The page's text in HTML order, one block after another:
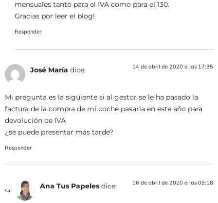
mensuales tanto para el IVA como para el 130.
Gracias por leer el blog!
Responder
José María dice: 14 de abril de 2020 a las 17:35
Mi pregunta es la siguiente si al gestor se le ha pasado la
factura de la compra de mi coche pasarla en este año para
devolución de IVA
¿se puede presentar más tarde?
Responder
Ana Tus Papeles dice: 16 de abril de 2020 a las 08:18